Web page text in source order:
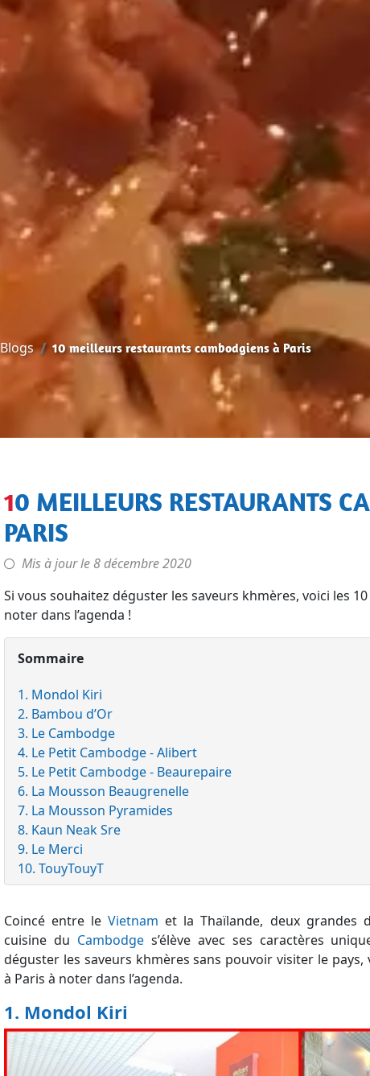
Blogs 10 meilleurs restaurants cambodgiens à Paris
10 MEILLEURS RESTAURANTS CAMBODGIENS À
PARIS
Mis à jour le8 décembre 2020
Si vous souhaitez déguster les saveurs khmères, voici les
noter dans l’agenda !
Sommaire
1. Mondol Kiri
2. Bambou d’Or
3. Le Cambodge
4. Le Petit Cambodge - Alibert
5. Le Petit Cambodge - Beaurepaire
6. La Mousson Beaugrenelle
7. La Mousson Pyramides
8. Kaun Neak Sre
9. Le Merci
10. TouyTouyT
Coincé entre leVietnam et la Thaïlande, deux grandes
cuisine du Cambodges’élève avec ses caractères
déguster les saveurs khmères sans pouvoir visiter le
à Paris à noter dans l’agenda.
1. Mondol Kiri